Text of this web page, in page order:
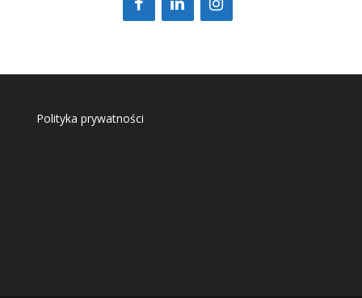
Polityka prywatności